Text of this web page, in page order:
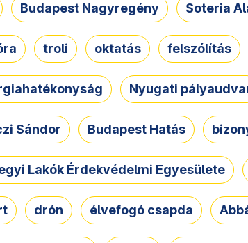
Budapest Nagyregény Soteria
troli oktatás felszólítás
Nyugati
Sándor Budapest Hatás
Lakók Érdekvédelmi Egyesülete
drón élvefogó csapda